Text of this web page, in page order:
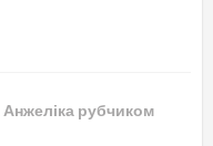
рубчиком